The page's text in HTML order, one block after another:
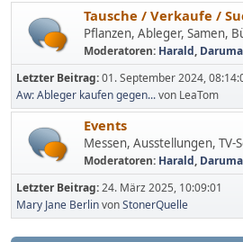
Tausche / Verkaufe /
Pflanzen, Ableger, Samen,
Moderatoren: Harald, Daruma
Letzter Beitrag:01. September 2024,
Aw: Ableger kaufen gegen...von LeaTom
Events
Messen, Ausstellungen,
Moderatoren: Harald, Daruma
Letzter Beitrag:24. März 2025, 10:09:01
Mary Jane BerlinvonStonerQuelle